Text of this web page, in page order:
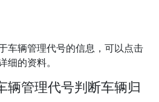
车辆管理代号的信息，可以点击
细的资料。
辆管理代号判断车辆归